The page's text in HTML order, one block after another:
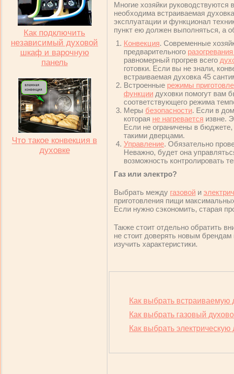
Как подключить
независимый духовой
шкаф и варочную
панель
Что такое конвекция в
духовке
Многие хозяйки
необходима встраиваемая
эксплуатации и функционал
пункт ею должен выполняться, а
Конвекция. Современные
предварительного
равномерный прогрев всего
готовки. Если вы не знали,
встраиваемая духовка 45
Встроенные режимы
функции духовки помогут вам
соответствующего режима
Меры безопасности. Если в
которая не нагревается извне.
Если не ограничены в
такими дверцами.
Управление. Обязательно
Неважно, будет она
возможность контролировать
Газ или электро?
Выбрать между газовой и
приготовления пищи
Если нужно сэкономить, старая
Также стоит отдельно обратить
не стоит доверять новым
изучить характеристики.
Как выбрать встраиваемую
Как выбрать газовый
Как выбрать электрическую